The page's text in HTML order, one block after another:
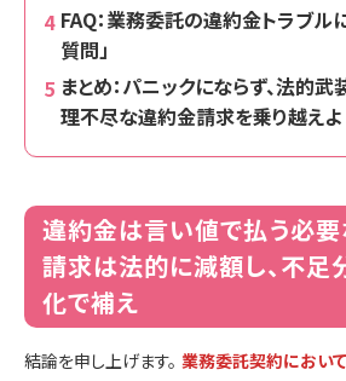
FAQ：業務委託の違約金トラブル
質問」
まとめ：パニックにならず、法的
理不尽な違約金請求を乗り越えよ
違約金は言い値で払う必要
請求は法的に減額し、不足
化で補え
結論を申し上げます。 業務委託契約におい